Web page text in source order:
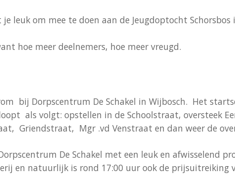
leuk om mee te doen aan de Jeugdoptocht Schorsbos
hoe meer deelnemers, hoe meer vreugd.
bij Dorpscentrum De Schakel in Wijbosch. Het
als volgt: opstellen in de Schoolstraat, oversteek
Griendstraat, Mgr .vd Venstraat en dan weer de
De Schakel met een leuk en afwisselend
en natuurlijk is rond 17:00 uur ook de prijsuitreiking